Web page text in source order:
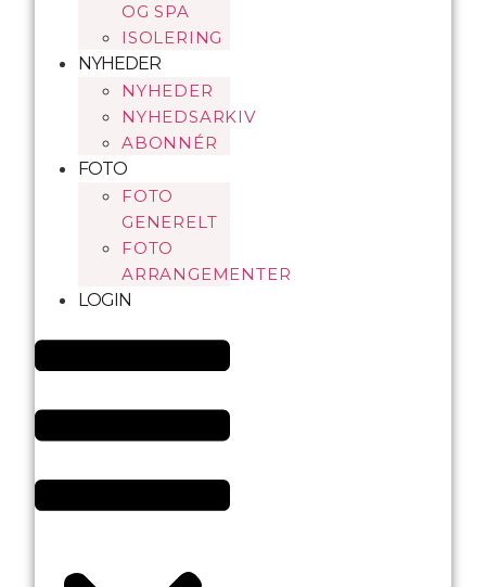
OG SPA
ISOLERING
NYHEDER
NYHEDER
NYHEDSARKIV
ABONNÉR
FOTO
FOTO
GENERELT
FOTO
ARRANGEMENTER
LOGIN